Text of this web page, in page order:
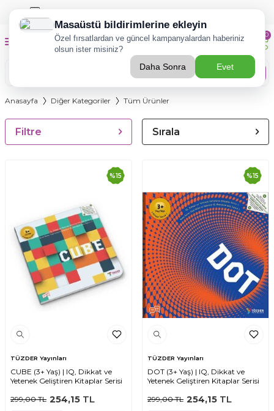
Ara
0
Anasayfa Diğer Kategoriler Tüm Ürünler
Filtre Sırala
%15
TÜZDER Yayınları
CUBE (3+ Yaş) | IQ, Dikkat ve
Yetenek Geliştiren Kitaplar Serisi
299,00TL 254,15 TL
%15
TÜZDER Yayınları
DOT (3+ Yaş) | IQ, Dikkat ve
Yetenek Geliştiren Kitaplar Serisi
299,00TL 254,15 TL